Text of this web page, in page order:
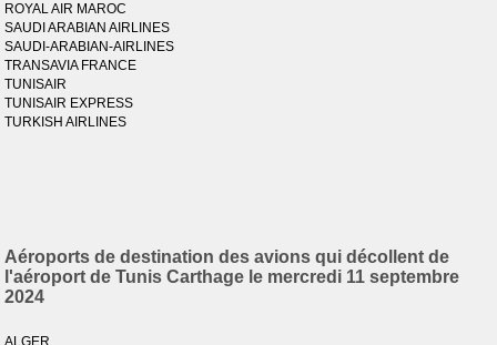
ROYAL AIR MAROC
SAUDI ARABIAN AIRLINES
SAUDI-ARABIAN-AIRLINES
TRANSAVIA FRANCE
TUNISAIR
TUNISAIR EXPRESS
TURKISH AIRLINES
Aéroports de destination des avions qui décollent de
l'aéroport de Tunis Carthage le mercredi 11 septembre
2024
ALGER